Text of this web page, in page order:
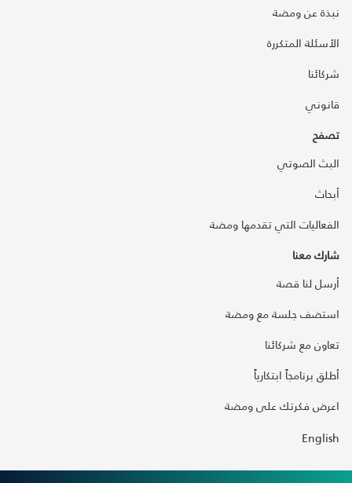
نبذة عن ومضة
الأسئلة المتكررة
شركائنا
قانوني
تصفح
البث الصوتي
أبحاث
الفعاليات التي تقدمها ومضة
شارك معنا
أرسل لنا قصة
استضف جلسة مع ومضة
تعاون مع شركائنا
أطلق برنامجاً ابتكارياً
اعرض فكرتك على ومضة
English